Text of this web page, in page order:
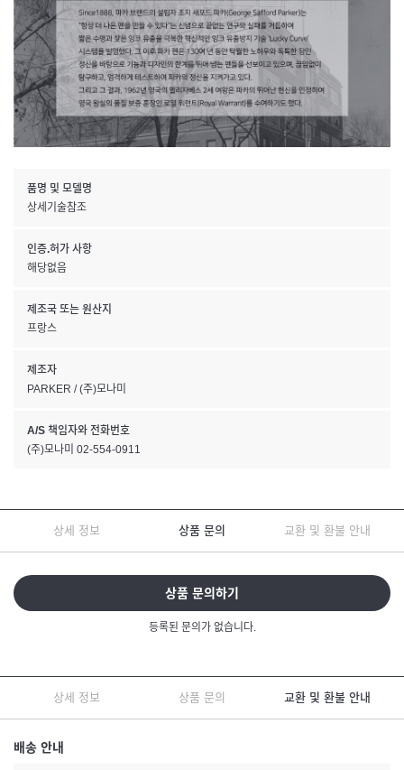
품명 및 모델명
상세기술참조
인증.허가 사항
해당없음
제조국 또는 원산지
프랑스
제조자
PARKER / (주)모나미
A/S 책임자와 전화번호
(주)모나미 02-554-0911
상세 정보 상품 문의 교환 및 환불 안내
상품 문의하기
등록된 문의가 없습니다.
상세 정보 상품 문의 교환 및 환불 안내
배송 안내